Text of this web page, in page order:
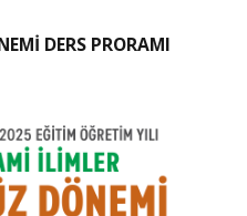
DERS PRORAMI